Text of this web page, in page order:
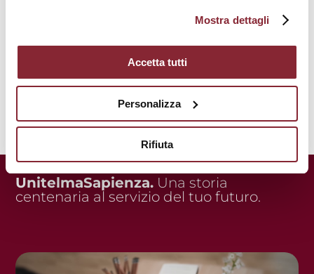
Mostra dettagli
Accetta tutti
Personalizza
Rifiuta
UnitelmaSapienza. Una storia
centenaria al servizio del tuo futuro.